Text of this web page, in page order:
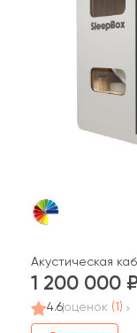
Акустическая
1 200 000
4.6оценок (1)